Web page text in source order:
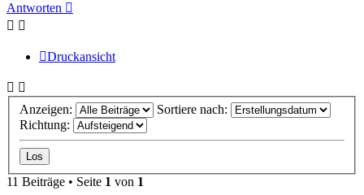
Antworten
Druckansicht
Anzeigen:
Sortiere nach:
Richtung:
11 Beiträge • Seite 1 von 1